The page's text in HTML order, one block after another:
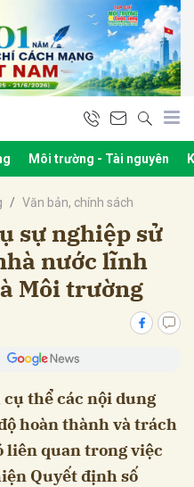
Môi trường - Tài nguyên
Văn bản, chính sách
sự nghiệp sử
nước lĩnh
Môi trường
thể các nội dung
hoàn thành và trách
liên quan trong việc
Quyết định số
Hủy